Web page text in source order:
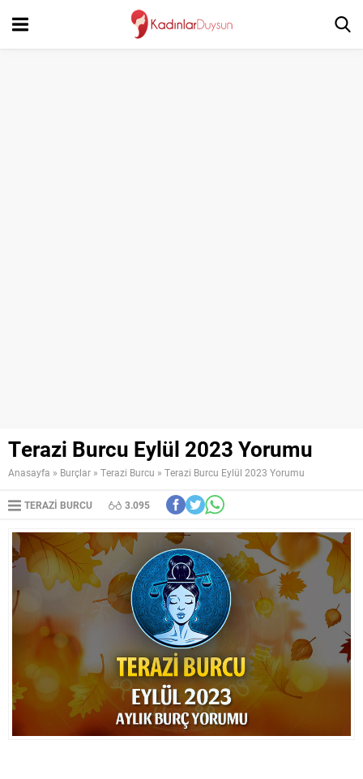
Terazi Burcu Eylül 2023 Yorumu
Anasayfa » Burçlar » Terazi Burcu » Terazi Burcu Eylül 2023 Yorumu
TERAZI BURCU 3.095